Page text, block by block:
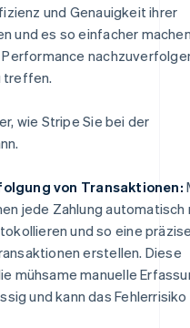
und Genauigkeit ihrer
und es so einfacher
treffen.
wie Stripe Sie bei der
von Transaktionen:
jede Zahlung automatisch
und so eine
erstellen. Diese
mühsame manuelle
und kann das Fehlerrisiko